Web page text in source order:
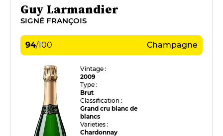
Guy Larmandier
SIGNÉ FRANÇOIS
94/100 Champagne
Vintage :
2009
Type :
Brut
Classification :
Grand cru blanc de
blancs
Varieties :
Chardonnay